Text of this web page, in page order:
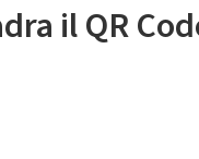
il QR